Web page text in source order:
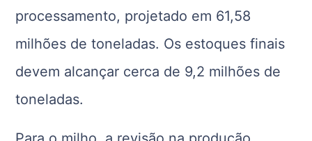
processamento, projetado em 61,58
milhões de toneladas. Os estoques finais
devem alcançar cerca de 9,2 milhões de
toneladas.